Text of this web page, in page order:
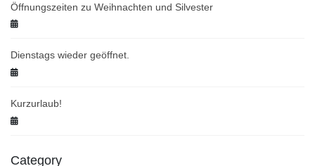
Öffnungszeiten zu Weihnachten und Silvester
Dienstags wieder geöffnet.
Kurzurlaub!
Category